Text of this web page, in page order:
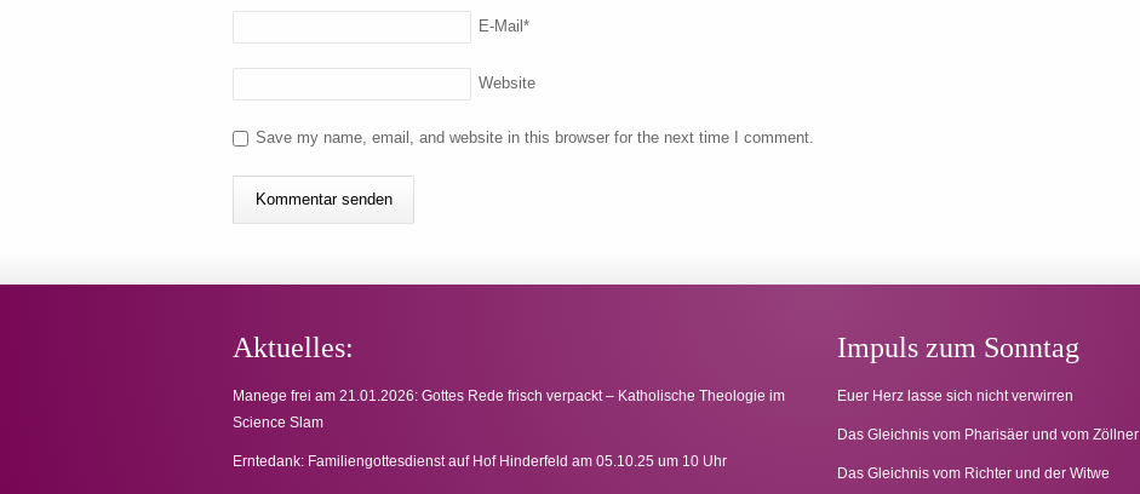
E-Mail*
Website
Save my name, email, and website in this browser for the next time I comment.
Aktuelles:
Manege frei am 21.01.2026: Gottes Rede frisch verpackt – Katholische Theologie im
Science Slam
Erntedank: Familiengottesdienst auf Hof Hinderfeld am 05.10.25 um 10 Uhr
Impuls zum Sonntag
Euer Herz lasse sich nicht verwirren
Das Gleichnis vom Pharisäer und vom Zöllner
Das Gleichnis vom Richter und der Witwe